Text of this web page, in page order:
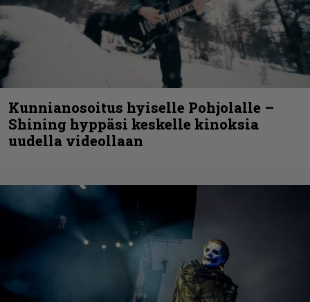
Kunnianosoitus hyiselle Pohjolalle –
Shining hyppäsi keskelle kinoksia
uudella videollaan